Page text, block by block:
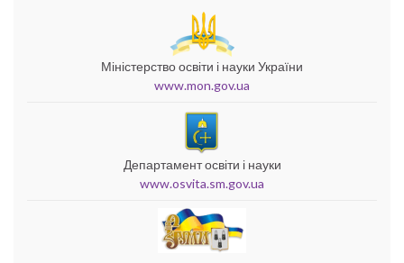
Міністерство освіти і науки України
www.mon.gov.ua
Департамент освіти і науки
www.osvita.sm.gov.ua